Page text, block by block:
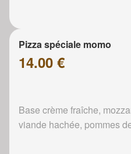
Pizza spéciale momo
14.00 €
Base crème fraîche,
viande hachée, pommes